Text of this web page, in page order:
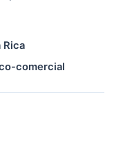
Rica
comercial